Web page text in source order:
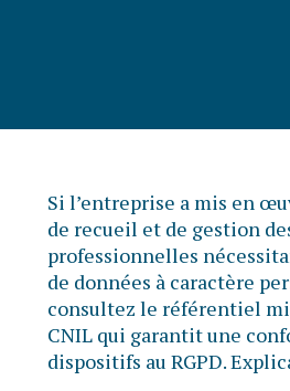
Si l’entreprise a mis en
de recueil et de gestion
professionnelles
de données à caractère
consultez le référentiel
CNIL qui garantit une
dispositifs au RGPD.